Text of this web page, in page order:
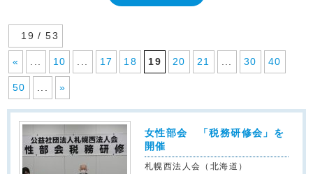
19 / 53
« 10 17 18 19 20 21 30 40
50 »
女性部会 「税務研修会」を
開催
札幌西法人会（北海道）